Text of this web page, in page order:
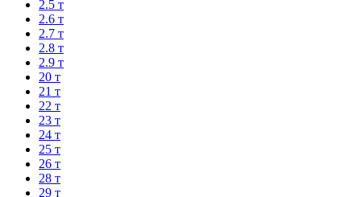
2.5 т
2.6 т
2.7 т
2.8 т
2.9 т
20 т
21 т
22 т
23 т
24 т
25 т
26 т
28 т
29 т